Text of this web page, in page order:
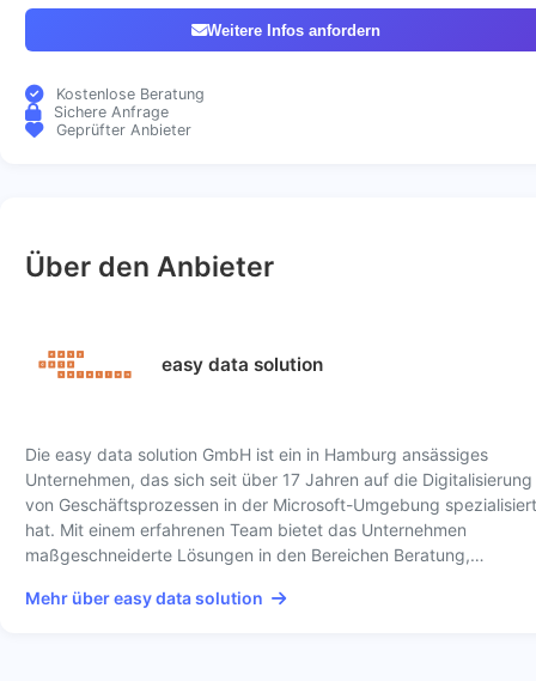
Weitere Infos anfordern
Kostenlose Beratung
Sichere Anfrage
Geprüfter Anbieter
Über den Anbieter
easy data solution
Die easy data solution GmbH ist ein in Hamburg ansässiges
Unternehmen, das sich seit über 17 Jahren auf die Digitalisierung
von Geschäftsprozessen in der Microsoft-Umgebung spezialisiert
hat. Mit einem erfahrenen Team bietet das Unternehmen
maßgeschneiderte Lösungen in den Bereichen Beratung,…
Mehr über easy data solution